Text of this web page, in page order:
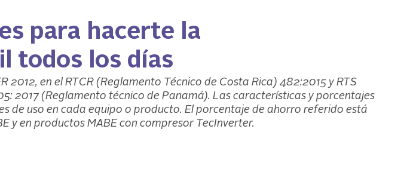
para hacerte la
todos los días
en el RTCR (Reglamento Técnico de Costa Rica) 482:2015 y RTS
2017 (Reglamento técnico de Panamá). Las características y porcentajes
de uso en cada equipo o producto. El porcentaje de ahorro referido está
y en productos MABE con compresor TecInverter.